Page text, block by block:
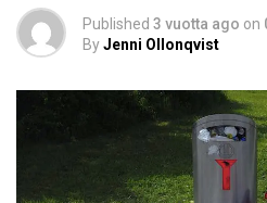
Published 3 vuotta ago on
ByJenni Ollonqvist